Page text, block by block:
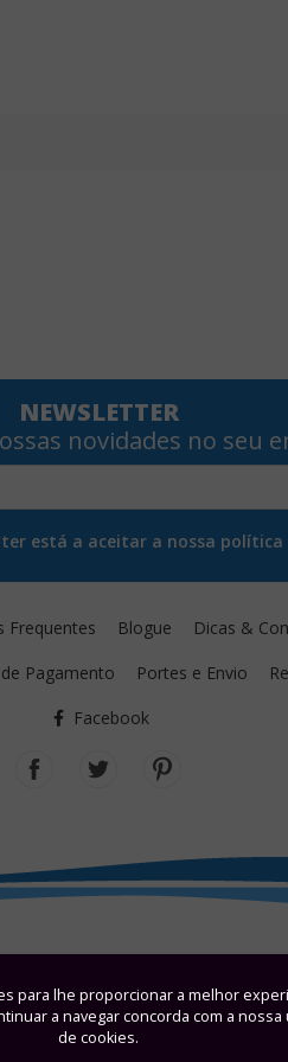
para lhe proporcionar a melhor
a navegar concorda com a nossa
de cookies.
NEWSLETTER
novidades no seu
está a aceitar a nossa política
Frequentes Blogue
Dicas &
Pagamento Portes e Envio
Facebook